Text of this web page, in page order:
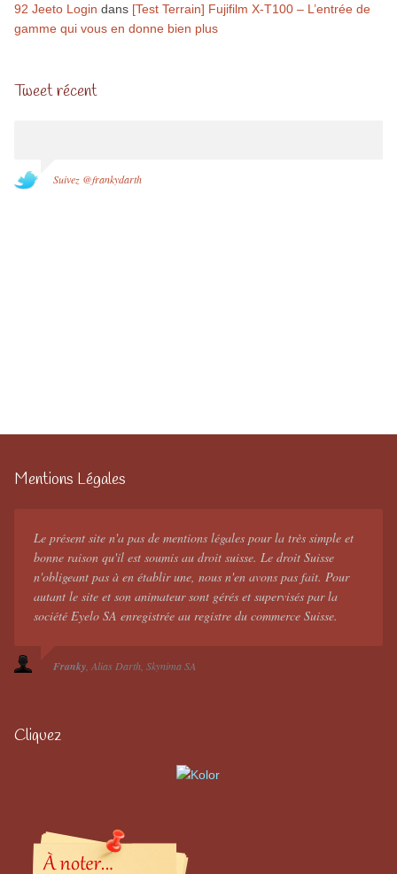
92 Jeeto Login dans [Test Terrain] Fujifilm X-T100 – L’entrée de
gamme qui vous en donne bien plus
Tweet récent
Suivez @frankydarth
Mentions Légales
Le présent site n'a pas de mentions légales pour la très simple et
bonne raison qu'il est soumis au droit suisse. Le droit Suisse
n'obligeant pas à en établir une, nous n'en avons pas fait. Pour
autant le site et son animateur sont gérés et supervisés par la
société Eyelo SA enregistrée au registre du commerce Suisse.
Franky Alias Darth Skynima SA
Cliquez